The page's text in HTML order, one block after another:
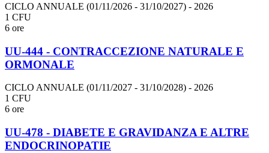
CICLO ANNUALE (01/11/2026 - 31/10/2027) - 2026
1 CFU
6 ore
UU-444 - CONTRACCEZIONE NATURALE E
ORMONALE
CICLO ANNUALE (01/11/2027 - 31/10/2028) - 2026
1 CFU
6 ore
UU-478 - DIABETE E GRAVIDANZA E ALTRE
ENDOCRINOPATIE